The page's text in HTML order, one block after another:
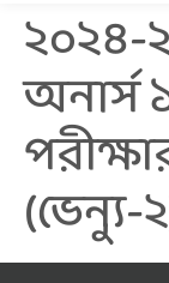
২০২৪-
অনার্স
(ভেন্যু-